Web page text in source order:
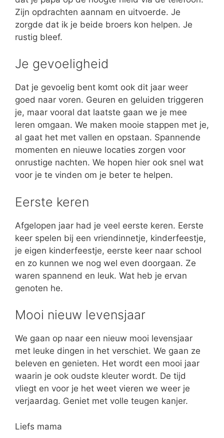
Zijn opdrachten aannam en uitvoerde. Je
zorgde dat ik je beide broers kon helpen. Je
rustig bleef.
Je gevoeligheid
Dat je gevoelig bent komt ook dit jaar weer
goed naar voren. Geuren en geluiden triggeren
je, maar vooral dat laatste gaan we je mee
leren omgaan. We maken mooie stappen met je,
al gaat het met vallen en opstaan. Spannende
momenten en nieuwe locaties zorgen voor
onrustige nachten. We hopen hier ook snel wat
voor je te vinden om je beter te helpen.
Eerste keren
Afgelopen jaar had je veel eerste keren. Eerste
keer spelen bij een vriendinnetje, kinderfeestje,
je eigen kinderfeestje, eerste keer naar school
en zo kunnen we nog wel even doorgaan. Ze
waren spannend en leuk. Wat heb je ervan
genoten he.
Mooi nieuw levensjaar
We gaan op naar een nieuw mooi levensjaar
met leuke dingen in het verschiet. We gaan ze
beleven en genieten. Het wordt een mooi jaar
waarin je ook oudste kleuter wordt. De tijd
vliegt en voor je het weet vieren we weer je
verjaardag. Geniet met volle teugen kanjer.
Liefs mama